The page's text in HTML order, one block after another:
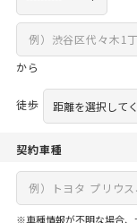
から
徒歩
契約車種
※車種情報が不明な場合、